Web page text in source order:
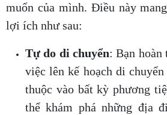
muốn của mình. Điều này
lợi ích như sau:
Tự do di chuyển: Bạn hoàn
việc lên kế hoạch di
thuộc vào bất kỳ phương
thể khám phá những địa